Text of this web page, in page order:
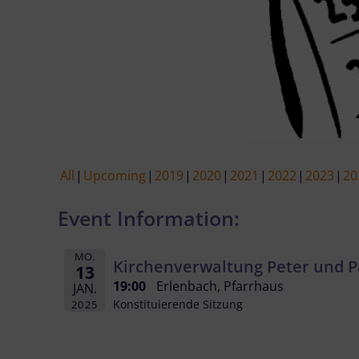
All Upcoming 2019 2020 2021 2022 2023
Event Information:
MO.
13
JAN.
2025
Kirchenverwaltung Peter und
19:00 Erlenbach, Pfarrhaus
Konstituierende Sitzung